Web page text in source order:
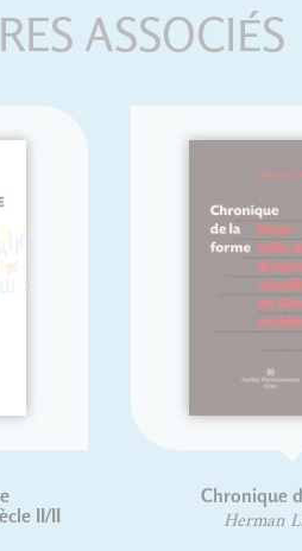
ASSOCIÉS
II
Chronique de
Herman